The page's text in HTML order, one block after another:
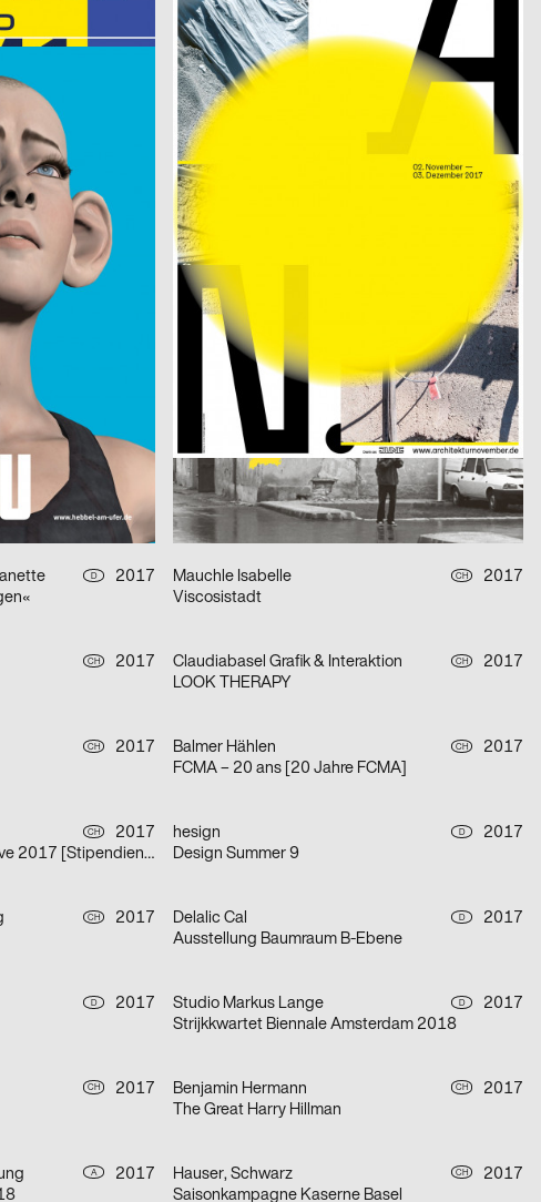
Riva Lisa
Kino Xenix – Rumänien Reloaded
2017
The Return of the Atomic Killer Toothpaste
CH Studio Yuan
2017
Man Machine Motion
CH
2017
Studio Johannes Bissinger D
2017
SHOWCASE
2017
Claude Kuhn CH
2017
Tierpark Bern
D
2017
Mauchle Isabelle CH
2017
Viscosistadt
CH
2017
Claudiabasel Grafik & Interaktion CH
2017
LOOK THERAPY
CH
2017
Balmer Hählen CH
2017
FCMA – 20 ans [20 Jahre FCMA]
CH
2017
Bourses de la Ville de Genève 2017 [Stipendien der Stadt Genf 2017]
hesign D
2017
Design Summer 9
CH
2017
Delalic Cal D
2017
Ausstellung Baumraum B-Ebene
D
2017
Studio Markus Lange D
2017
Strijkkwartet Biennale Amsterdam 2018
CH
2017
Benjamin Hermann CH
2017
The Great Harry Hillman
A
2017
Hauser, Schwarz CH
2017
Saisonkampagne Kaserne Basel